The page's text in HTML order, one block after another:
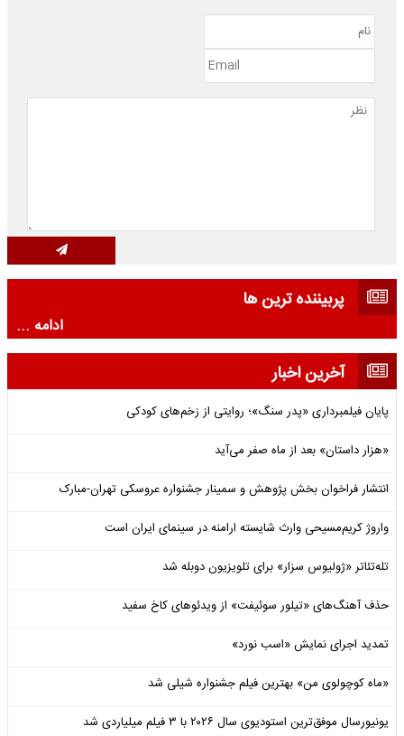
پربیننده ترین ها
ادامه ...
آخرین اخبار
پایان فیلمبرداری «پدر سنگ»؛ روایتی از زخم‌های کودکی
«هزار داستان» بعد از ماه صفر می‌آید
انتشار فراخوان بخش پژوهش و سمینار جشنواره عروسکی تهران-مبارک
واروژ کریم‌مسیحی وارث شایسته ارامنه در سینمای ایران است
تله‌تئاتر «ژولیوس سزار» برای تلویزیون دوبله شد
حذف آهنگ‌های «تیلور سوئیفت» از ویدئوهای کاخ سفید
تمدید اجرای نمایش «اسب نورد»
«ماه کوچولوی من» بهترین فیلم جشنواره شیلی شد
یونیورسال موفق‌ترین استودیوی سال ۲۰۲۶ با ۳ فیلم میلیاردی شد